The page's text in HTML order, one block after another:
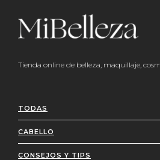
Tienda online de belleza, maquillaje,
TODAS
CABELLO
CONSEJOS Y TIPS